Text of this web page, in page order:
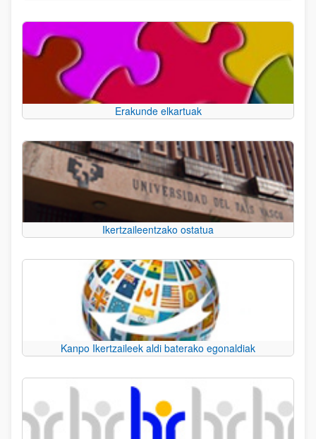
Erakunde elkartuak
Ikertzaileentzako ostatua
Kanpo Ikertzaileek aldi baterako egonaldiak